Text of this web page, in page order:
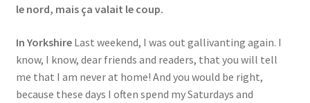
Categories
Events
le nord, mais ça valait le coup.
In YorkshireLast weekend, I was out gallivanting again. I
know, I know, dear friends and readers, that you will tell
me that I am never at home! And you would be right,
because these days I often spend my Saturdays and